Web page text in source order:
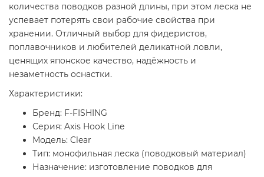
количества поводков разной длины, при этом леска не
успевает потерять свои рабочие свойства при
хранении. Отличный выбор для фидеристов,
поплавочников и любителей деликатной ловли,
ценящих японское качество, надёжность и
незаметность оснастки.
Характеристики:
Бренд: F-FISHING
Серия: Axis Hook Line
Модель: Clear
Тип: монофильная леска (поводковый материал)
Назначение: изготовление поводков для